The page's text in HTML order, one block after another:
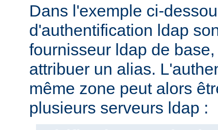
Dans l'exemple ci-
d'authentification ldap
fournisseur ldap de
attribuer un alias.
même zone peut alors
plusieurs serveurs ldap :